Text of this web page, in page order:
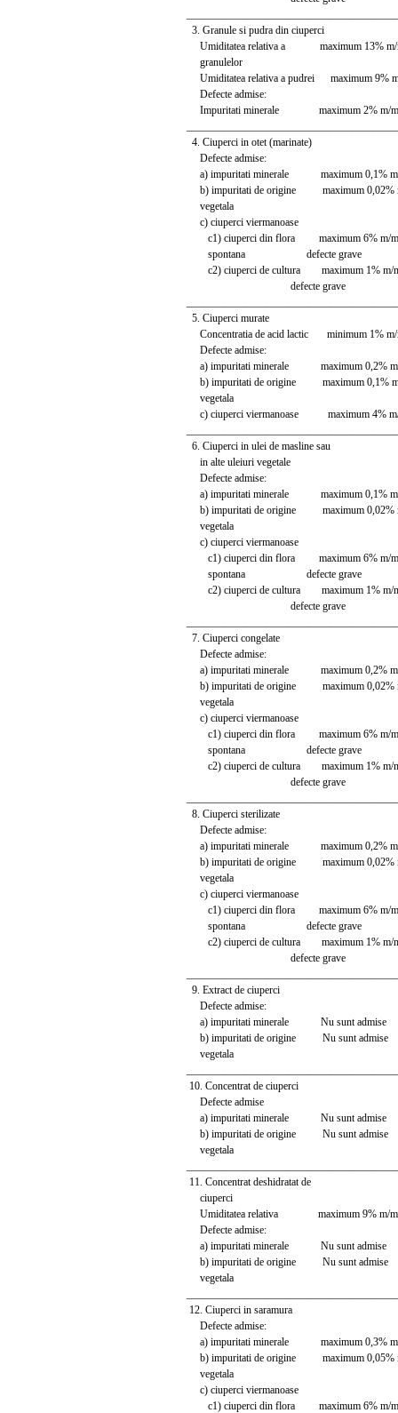
3. Granule si pudra din ciuperci
Umiditatea relativa a maximum 13% m/
granulelor
Umiditatea relativa a pudrei maximum 9%
Defecte admise:
Impuritati minerale maximum 2% m/m
4. Ciuperci in otet (marinate)
Defecte admise:
a) impuritati minerale maximum 0,1%
b) impuritati de origine maximum 0,02%
vegetala
c) ciuperci viermanoase
c1) ciuperci din flora maximum 6% m/m,
spontana defecte grave
c2) ciuperci de cultura maximum 1% m/m,
defecte grave
5. Ciuperci murate
Concentratia de acid lactic minimum 1%
Defecte admise:
a) impuritati minerale maximum 0,2%
b) impuritati de origine maximum 0,1%
vegetala
c) ciuperci viermanoase maximum 4%
6. Ciuperci in ulei de masline sau
in alte uleiuri vegetale
Defecte admise:
a) impuritati minerale maximum 0,1%
b) impuritati de origine maximum 0,02%
vegetala
c) ciuperci viermanoase
c1) ciuperci din flora maximum 6% m/m,
spontana defecte grave
c2) ciuperci de cultura maximum 1% m/m,
defecte grave
7. Ciuperci congelate
Defecte admise:
a) impuritati minerale maximum 0,2%
b) impuritati de origine maximum 0,02%
vegetala
c) ciuperci viermanoase
c1) ciuperci din flora maximum 6% m/m,
spontana defecte grave
c2) ciuperci de cultura maximum 1% m/m,
defecte grave
8. Ciuperci sterilizate
Defecte admise:
a) impuritati minerale maximum 0,2%
b) impuritati de origine maximum 0,02%
vegetala
c) ciuperci viermanoase
c1) ciuperci din flora maximum 6% m/m,
spontana defecte grave
c2) ciuperci de cultura maximum 1% m/m,
defecte grave
9. Extract de ciuperci
Defecte admise:
a) impuritati minerale Nu sunt admise
b) impuritati de origine Nu sunt admise
vegetala
10. Concentrat de ciuperci
Defecte admise
a) impuritati minerale Nu sunt admise
b) impuritati de origine Nu sunt admise
vegetala
11. Concentrat deshidratat de
ciuperci
Umiditatea relativa maximum 9% m/m
Defecte admise:
a) impuritati minerale Nu sunt admise
b) impuritati de origine Nu sunt admise
vegetala
12. Ciuperci in saramura
Defecte admise:
a) impuritati minerale maximum 0,3%
b) impuritati de origine maximum 0,05%
vegetala
c) ciuperci viermanoase
c1) ciuperci din flora maximum 6% m/m,